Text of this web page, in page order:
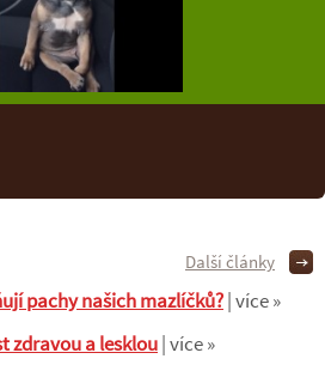
pachy našich mazlíčků?| více »
zdravou a lesklou| více »
Další články